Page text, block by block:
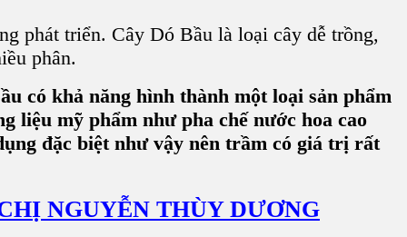
phát triển. Cây Dó Bầu là loại cây dễ trồng,
phân.
có khả năng hình thành một loại sản phẩm
liệu mỹ phẩm như pha chế nước hoa cao
đặc biệt như vậy nên trầm có giá trị rất
NGUYỄN THÙY DƯƠNG